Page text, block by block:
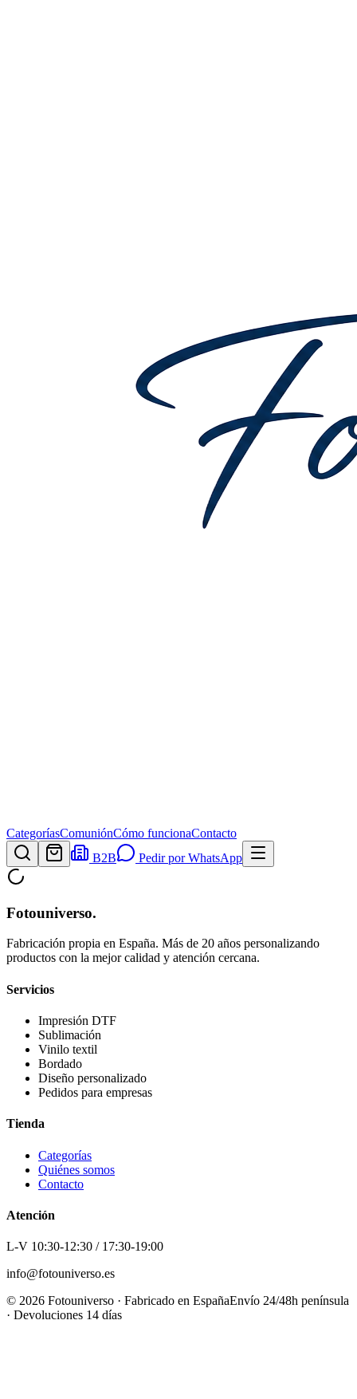
CategoríasComuniónCómo funcionaContacto
B2B
Pedir por WhatsApp
Fotouniverso.
Fabricación propia en España. Más de 20 años personalizando
productos con la mejor calidad y atención cercana.
Servicios
Impresión DTF
Sublimación
Vinilo textil
Bordado
Diseño personalizado
Pedidos para empresas
Tienda
Categorías
Quiénes somos
Contacto
Atención
L-V 10:30-12:30 / 17:30-19:00
info@fotouniverso.es
© 2026 Fotouniverso · Fabricado en EspañaEnvío 24/48h península
· Devoluciones 14 días